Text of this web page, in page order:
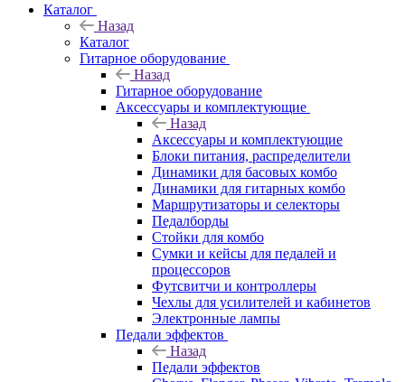
Каталог
Назад
Каталог
Гитарное оборудование
Назад
Гитарное оборудование
Аксессуары и комплектующие
Назад
Аксессуары и комплектующие
Блоки питания, распределители
Динамики для басовых комбо
Динамики для гитарных комбо
Маршрутизаторы и селекторы
Педалборды
Стойки для комбо
Сумки и кейсы для педалей и
процессоров
Футсвитчи и контроллеры
Чехлы для усилителей и кабинетов
Электронные лампы
Педали эффектов
Назад
Педали эффектов